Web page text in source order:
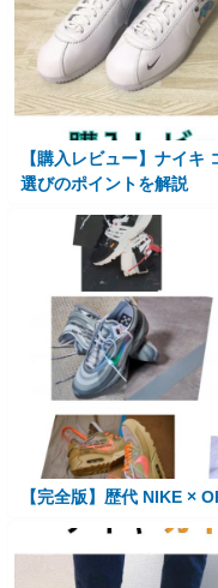
【購入レビュー】ナイキ
選びのポイントを解説
【完全版】歴代 NIKE ×